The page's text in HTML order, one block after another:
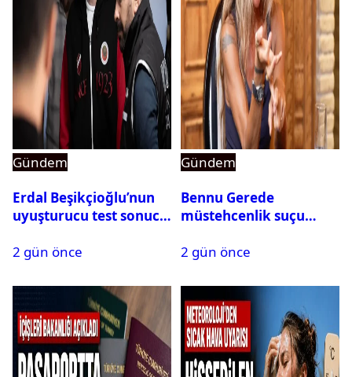
Gündem
Erdal Beşikçioğlu’nun
uyuşturucu test sonucu
2 gün önce
Gündem
Bennu Gerede
müstehcenlik suçu
alındı
2 gün önce